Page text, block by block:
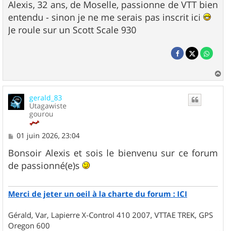
g
e
Alexis, 32 ans, de Moselle, passionne de VTT bien
entendu - sinon je ne me serais pas inscrit ici
Je roule sur un Scott Scale 930
a
gerald_83
Utagawiste
gourou
M
s
s
a
01 juin 2026, 23:04
Bonsoir Alexis et sois le bienvenu sur ce forum
de passionné(e)s
Merci de jeter un oeil à la charte du forum : ICI
Gérald, Var, Lapierre X-Control 410 2007, VTTAE TREK, GPS
Oregon 600